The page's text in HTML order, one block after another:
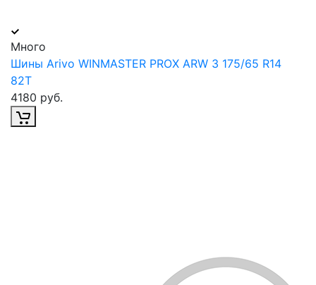
Много
Шины Arivo WINMASTER PROX ARW 3 175/65 R14
82T
4180 руб.